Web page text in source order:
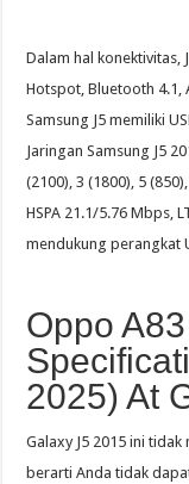
Dalam hal konektivitas,
Hotspot, Bluetooth 4.1,
Samsung J5 memiliki
Jaringan Samsung J5
(2100), 3 (1800), 5
HSPA 21.1/5.76 Mbps,
mendukung perangkat
Oppo
2025) At
Galaxy J5 2015 ini
berarti Anda tidak